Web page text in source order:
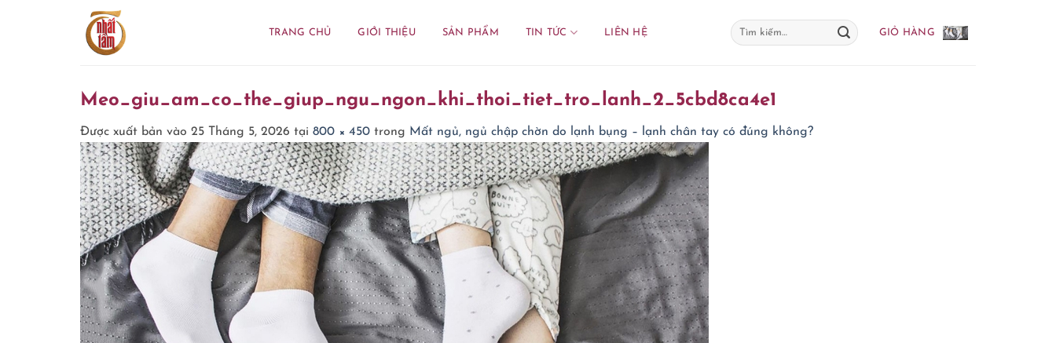
TRANG CHỦ GIỚI THIỆU SẢN PHẨM TIN TỨC LIÊN HỆ
Tìm
kiếm:
GIỎ HÀNG
Meo_giu_am_co_the_giup_ngu_ngon_khi_thoi_tiet_tro_lanh_2_5cbd8ca4e1
Được xuất bản vào 25 Tháng 5, 2026 tại 800 × 450 trong Mất ngủ, ngủ chập chờn do lạnh bụng – lạnh chân tay có đúng không?